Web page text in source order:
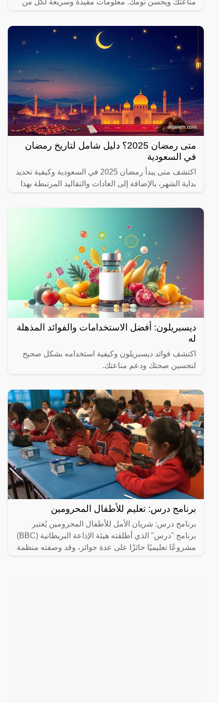
مناعتك ويحسن نومك. معلومات مفيدة وسريعة لكل من
متى رمضان 2025؟ دليل شامل لتاريخ رمضان
في السعودية
اكتشف متى يبدأ رمضان 2025 في السعودية وكيفية تحديد
بداية الشهر، بالإضافة إلى العادات والتقاليد المرتبطة بهذا
ديسبريلون: أفضل الاستخدامات والفوائد المذهلة
له
اكتشف فوائد ديسبريلون وكيفية استخدامه بشكل صحيح
لتحسين صحتك ودعم مناعتك.
برنامج درس: تعليم للأطفال المحرومين
برنامج درس: شريان الأمل للأطفال المحرومين يُعتبر
برنامج "درس" الذي أطلقته هيئة الإذاعة البريطانية (BBC)
مشروعًا تعليميًا حائزًا على عدة جوائز، وقد وصفته منظمة